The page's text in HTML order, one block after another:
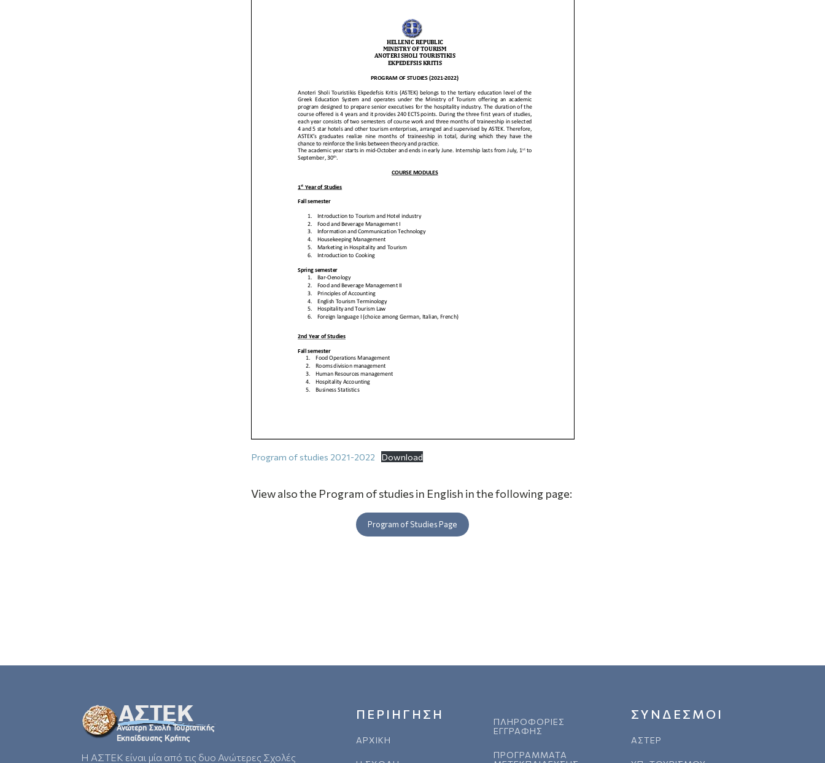
Program of studies 2021-2022 Download
View also the Program of studies in English in the following page:
Program of Studies Page
Η ΑΣΤΕΚ είναι μία από τις δυο Ανώτερες Σχολές
ΠΕΡΙΗΓΗΣΗ
ΑΡΧΙΚΗ
ΠΛΗΡΟΦΟΡΙΕΣ
ΕΓΓΡΑΦΗΣ
ΠΡΟΓΡΑΜΜΑΤΑ
ΣΥΝΔΕΣΜΟΙ
ΑΣΤΕΡ